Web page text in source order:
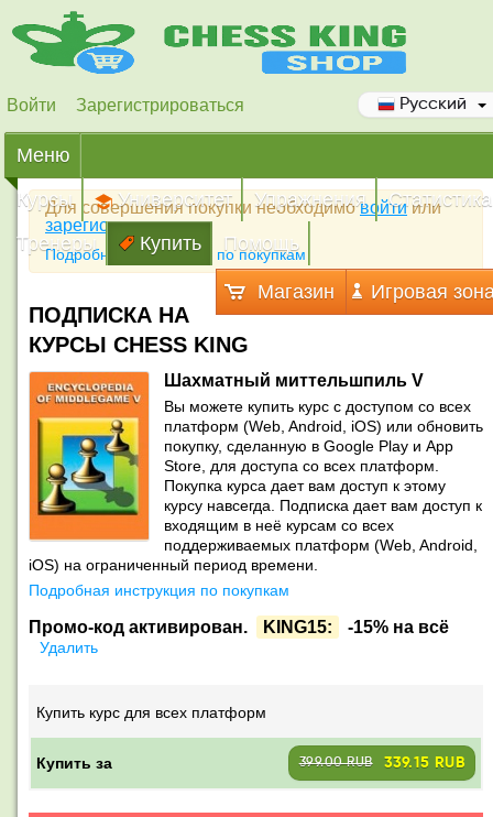
Войти Зарегистрироваться Русский
Меню
Курсы
Университет Упражнения
Статистика
Тренеры
Купить Помощь
Магазин Игровая
Для совершения покупки необходимовойтиили
зарегистрироваться
Подробная инструкция по покупкам
ПОДПИСКА НА
КУРСЫ CHESS KING
Шахматный миттельшпиль V
Вы можете купить курс с доступом со всех
платформ (Web, Android, iOS) или обновить
покупку, сделанную в Google Play и App
Store, для доступа со всех платформ.
Покупка курса дает вам доступ к этому
курсу навсегда. Подписка дает вам доступ к
входящим в неё курсам со всех
поддерживаемых платформ (Web, Android,
iOS) на ограниченный период времени.
Подробная инструкция по покупкам
Промо-код активирован. KING15: -15% на всё
Удалить
Купить курс для всех платформ
Купить за 399.00 RUB 339.15 RUB